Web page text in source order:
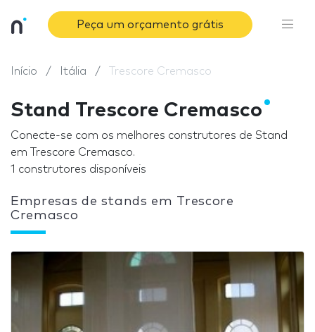
Peça um orçamento grátis
Início Itália Trescore Cremasco
Stand Trescore Cremasco
Conecte-se com os melhores construtores de Stand
em Trescore Cremasco.
1 construtores disponíveis
Empresas de stands em Trescore
Cremasco